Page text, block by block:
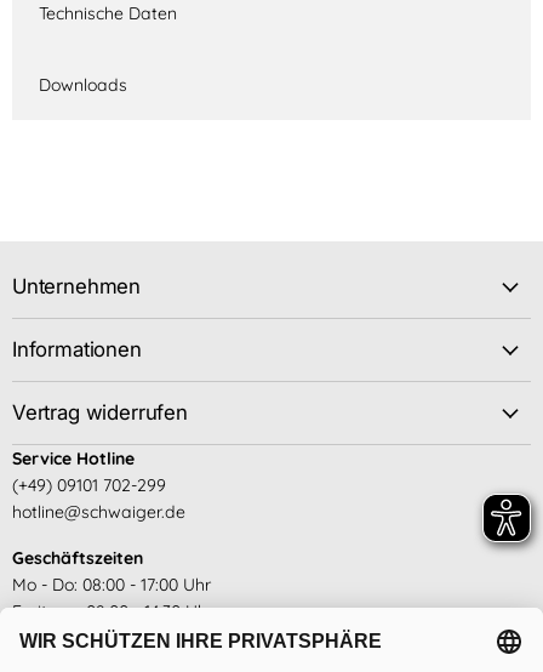
Technische Daten
Downloads
Unternehmen
Informationen
Vertrag widerrufen
Service Hotline
(+49) 09101 702-299
hotline@schwaiger.de
Geschäftszeiten
Mo - Do: 08:00 - 17:00 Uhr
Freitags: 08:00 - 14:30 Uhr
siehe hier